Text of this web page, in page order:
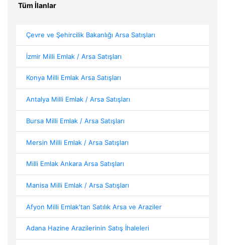
Tüm İlanlar
Çevre ve Şehircilik Bakanlığı Arsa Satışları
İzmir Milli Emlak / Arsa Satışları
Konya Milli Emlak Arsa Satışları
Antalya Milli Emlak / Arsa Satışları
Bursa Milli Emlak / Arsa Satışları
Mersin Milli Emlak / Arsa Satışları
Milli Emlak Ankara Arsa Satışları
Manisa Milli Emlak / Arsa Satışları
Afyon Milli Emlak'tan Satılık Arsa ve Araziler
Adana Hazine Arazilerinin Satış İhaleleri